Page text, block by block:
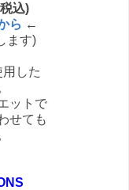
込)
ら ←
ます)
した
ットで
せても